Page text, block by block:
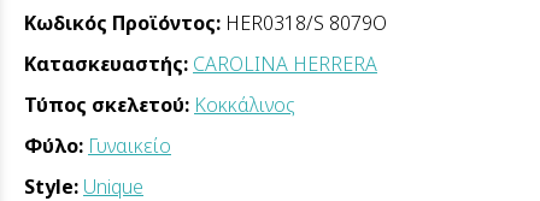
Κωδικός Προϊόντος: HER0318/S 8079O
Κατασκευαστής: CAROLINA HERRERA
Τύπος σκελετού: Κοκκάλινος
Φύλο: Γυναικείο
Style: Unique